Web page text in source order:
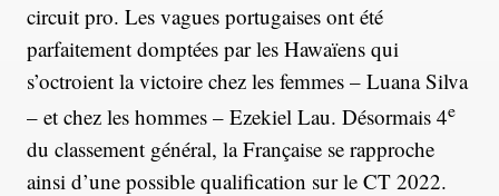
circuit pro. Les vagues portugaises ont été
parfaitement domptées par les Hawaïens qui
s’octroient la victoire chez les femmes – Luana Silva
– et chez les hommes – Ezekiel Lau. Désormais 4e
du classement général, la Française se rapproche
ainsi d’une possible qualification sur le CT 2022.